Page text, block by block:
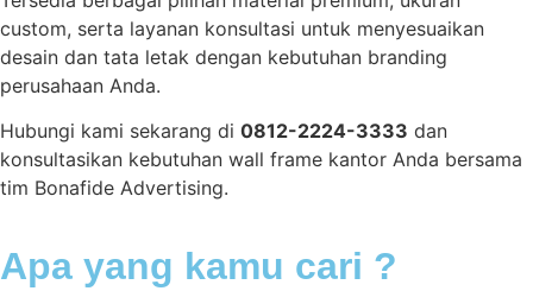
custom, serta layanan konsultasi untuk menyesuaikan
desain dan tata letak dengan kebutuhan branding
perusahaan Anda.
Hubungi kami sekarang di 0812-2224-3333 dan
konsultasikan kebutuhan wall frame kantor Anda bersama
tim Bonafide Advertising.
Apa yang kamu cari ?